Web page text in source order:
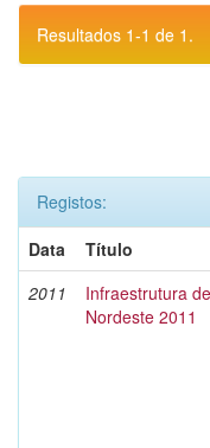
Resultados 1-1 de 1.
Registos:
Data
Título
2011
Infraestrutura
Nordeste 2011